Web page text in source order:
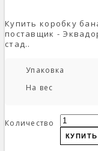
Купить коробку
поставщик -
стад..
Упаковка
На вес
Количество
КУПИТЬ